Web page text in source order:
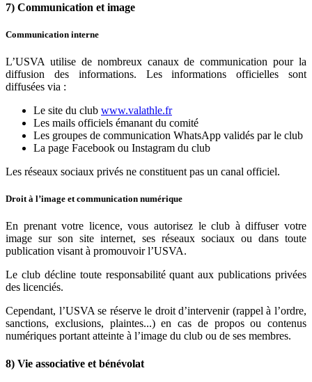
7) Communication et image
Communication interne
L’USVA utilise de nombreux canaux de communication pour la
diffusion des informations. Les informations officielles sont
diffusées via :
Le site du club www.valathle.fr
Les mails officiels émanant du comité
Les groupes de communication WhatsApp validés par le club
La page Facebook ou Instagram du club
Les réseaux sociaux privés ne constituent pas un canal officiel.
Droit à l’image et communication numérique
En prenant votre licence, vous autorisez le club à diffuser votre
image sur son site internet, ses réseaux sociaux ou dans toute
publication visant à promouvoir l’USVA.
Le club décline toute responsabilité quant aux publications privées
des licenciés.
Cependant, l’USVA se réserve le droit d’intervenir (rappel à l’ordre,
sanctions, exclusions, plaintes...) en cas de propos ou contenus
numériques portant atteinte à l’image du club ou de ses membres.
8) Vie associative et bénévolat